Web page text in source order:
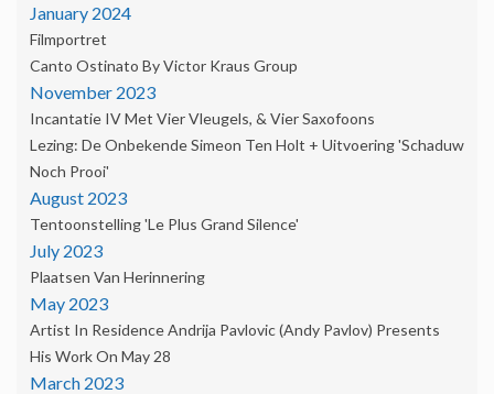
January 2024
Filmportret
Canto Ostinato By Victor Kraus Group
November 2023
Incantatie IV Met Vier Vleugels, & Vier Saxofoons
Lezing: De Onbekende Simeon Ten Holt + Uitvoering 'Schaduw
Noch Prooi'
August 2023
Tentoonstelling 'Le Plus Grand Silence'
July 2023
Plaatsen Van Herinnering
May 2023
Artist In Residence Andrija Pavlovic (Andy Pavlov) Presents
His Work On May 28
March 2023